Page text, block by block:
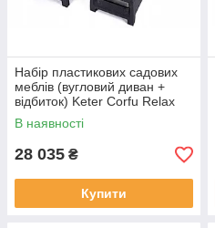
Набір пластикових садових
меблів (вугловий диван +
відбиток) Keter Corfu Relax
Set графіт
В наявності
28 035 ₴
Купити